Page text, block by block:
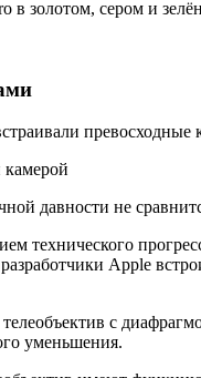
в золотом, сером и
камерой
давности не
технического
разработчики Apple
с
уменьшения.